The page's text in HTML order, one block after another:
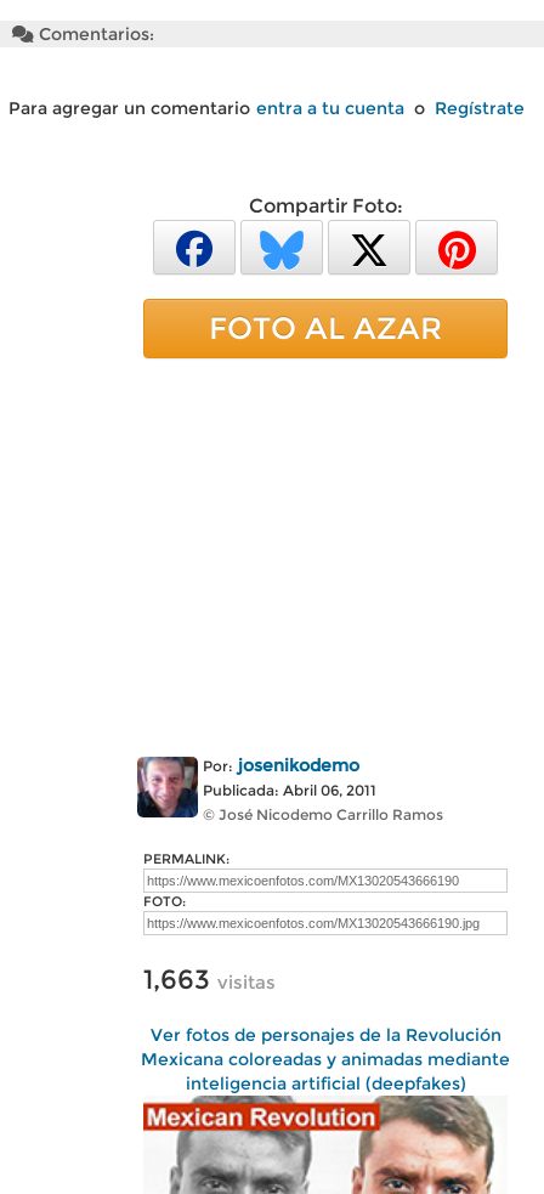
Comentarios:
Para agregar un comentario entra a tu cuenta o Regístrate
Compartir Foto:
FOTO AL AZAR
Por: josenikodemo
Publicada: Abril 06, 2011
© José Nicodemo Carrillo Ramos
PERMALINK:
FOTO:
1,663 visitas
Ver fotos de personajes de la Revolución
Mexicana coloreadas y animadas mediante
inteligencia artificial (deepfakes)